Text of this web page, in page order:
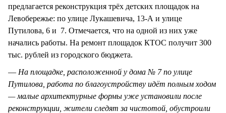
предлагается реконструкция трёх детских площадок на
Левобережье: по улице Лукашевича, 13-А и улице
Путилова, 6 и 7. Отмечается, что на одной из них уже
начались работы. На ремонт площадок КТОС получит 300
тыс. рублей из городского бюджета.
— На площадке, расположенной у дома № 7 по улице
Путилова, работа по благоустройству идёт полным ходом
— малые архитектурные формы уже установили после
реконструкции, жители следят за чистотой, обустроили